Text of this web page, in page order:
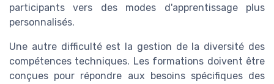
participants vers des modes d'apprentissage plus
personnalisés.
Une autre difficulté est la gestion de la diversité des
compétences techniques. Les formations doivent être
conçues pour répondre aux besoins spécifiques des